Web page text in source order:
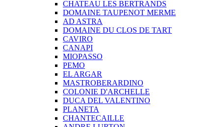
CHATEAU LES BERTRANDS
DOMAINE TAUPENOT MERME
AD ASTRA
DOMAINE DU CLOS DE TART
CAVIRO
CANAPI
MIOPASSO
PEMO
EL ARGAR
MASTROBERARDINO
COLONIE D'ARCHELLE
DUCA DEL VALENTINO
PLANETA
CHANTECAILLE